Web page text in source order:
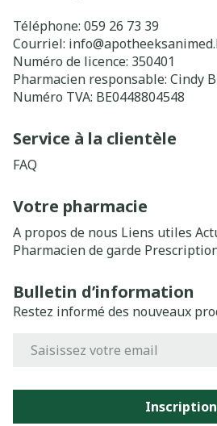
Téléphone: 059 26 73 39
Courriel: info@
Numéro de licence: 350401
Pharmacien responsable: Cindy
Numéro TVA: BE0448804548
Service à la clientèle
FAQ
Votre pharmacie
A propos de nous Liens utiles
Pharmacien de garde
Bulletin d’information
Restez informé des nouveaux
Inscription